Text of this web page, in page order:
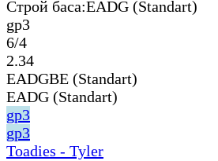
Строй баса:EADG (Standart)
gp3
6/4
2.34
EADGBE (Standart)
EADG (Standart)
gp3
gp3
Toadies - Tyler